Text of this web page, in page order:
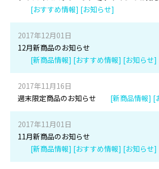
[おすすめ情報] [お知らせ]
2017年12月01日
12月新商品のお知らせ
[新商品情報] [おすすめ情報] [お知らせ]
2017年11月16日
週末限定商品のお知らせ
[新商品情報] [
2017年11月01日
11月新商品のお知らせ
[新商品情報] [おすすめ情報] [お知らせ]